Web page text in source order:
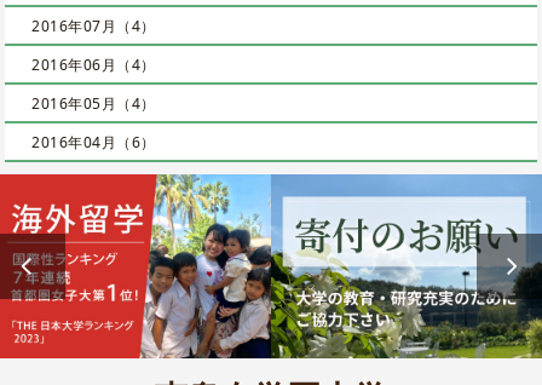
2016年07月（4）
2016年06月（4）
2016年05月（4）
2016年04月（6）